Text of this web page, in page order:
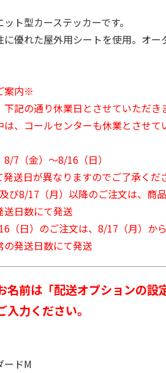
ト型カーステッカーです。
に優れた屋外用シートを使用。オー
案内※
記の通り休業日とさせていただき
、コールセンターも休業とさせて
8/7（金）～8/16（日）
送日が異なりますのでご了承くだ
び8/17（月）以降のご注文は、商
送日数にて発送
（日）のご注文は、8/17（月）か
の発送日数にて発送
前は「配送オプションの設
力ください。
ードM